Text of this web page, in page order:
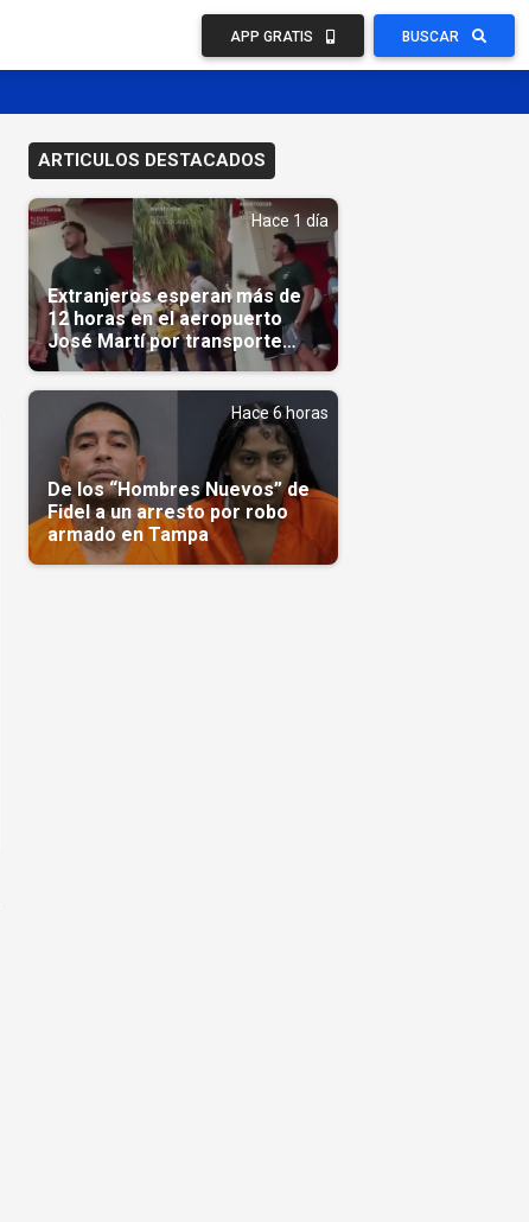
APP GRATIS BUSCAR
ARTICULOS DESTACADOS
Hace 1 día
Extranjeros esperan más de
12 horas en el aeropuerto
José Martí por transporte
reservado semanas
antes(Video)
Hace 6 horas
De los “Hombres Nuevos” de
Fidel a un arresto por robo
armado en Tampa